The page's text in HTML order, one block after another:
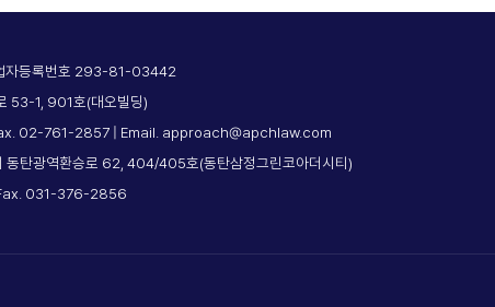
자등록번호 293-81-03442
53-1, 901호(대오빌딩)
02-761-2857 | Email. approach@apchlaw.com
동탄광역환승로 62, 404/405호(동탄삼정그린코아더시티)
031-376-2856